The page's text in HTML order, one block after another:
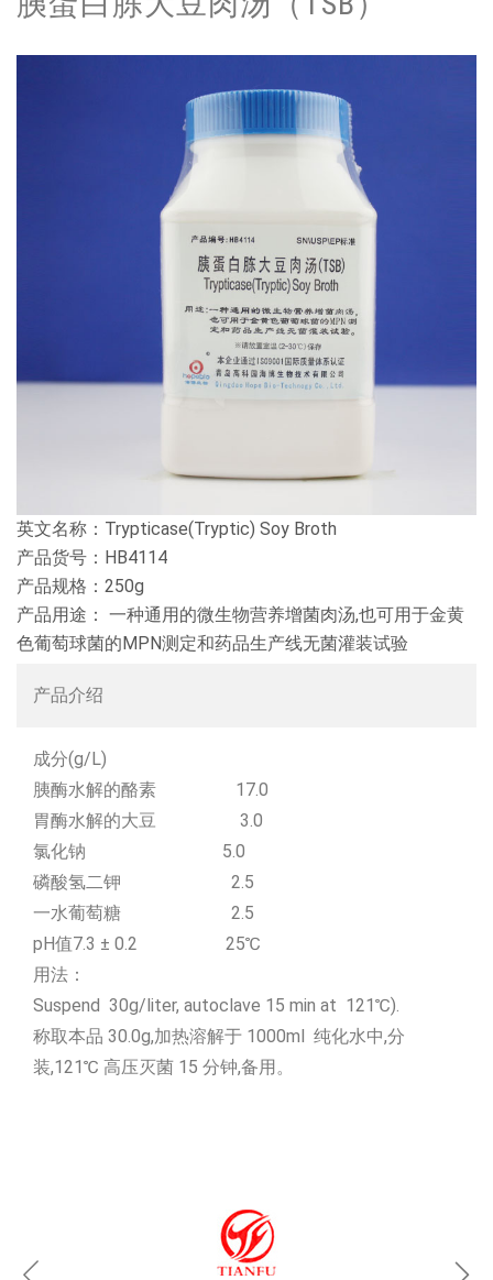
英文名称：Trypticase(Tryptic) Soy Broth
产品货号：HB4114
产品规格：250g
产品用途： 一种通用的微生物营养增菌肉汤,也可用于金黄
色葡萄球菌的MPN测定和药品生产线无菌灌装试验
产品介绍
成分(g/L)
胰酶水解的酪素 17.0
胃酶水解的大豆 3.0
氯化钠 5.0
磷酸氢二钾 2.5
一水葡萄糖 2.5
pH值7.3 ± 0.2 25℃
用法：
Suspend 30g/liter, autoclave 15 min at 121℃).
称取本品 30.0g,加热溶解于 1000ml 纯化水中,分
装,121℃ 高压灭菌 15 分钟,备用。